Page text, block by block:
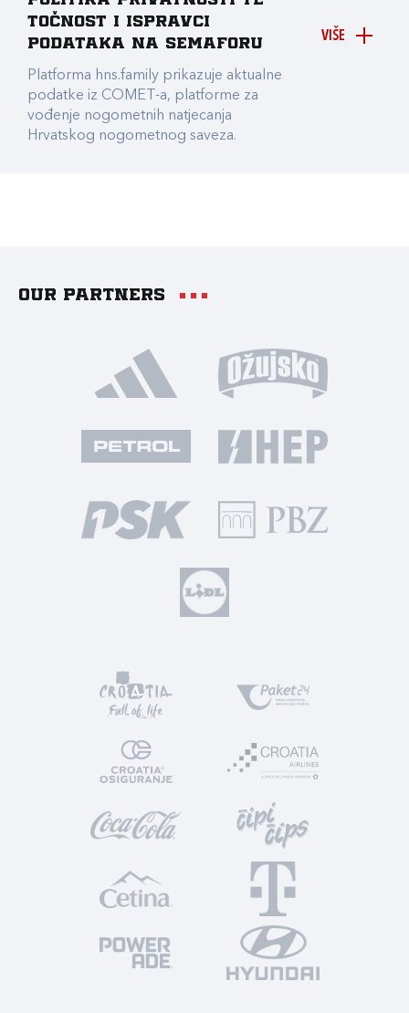
VIŠE
točnost i ispravci
podataka na Semaforu
Platforma hns.family prikazuje aktualne
podatke iz COMET-a, platforme za
vođenje nogometnih natjecanja
Hrvatskog nogometnog saveza.
Our partners